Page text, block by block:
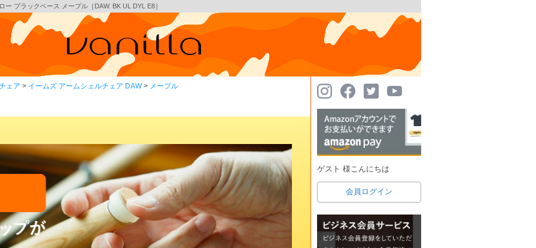
ブラックベース メープル［DAW. BK UL DYL E8］
ェア イームズ アームシェルチェア DAW メープル
ゲスト 様こんにちは
会員ログイン